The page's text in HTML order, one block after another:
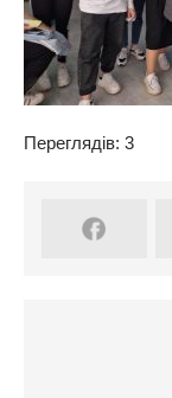
Переглядів: 3